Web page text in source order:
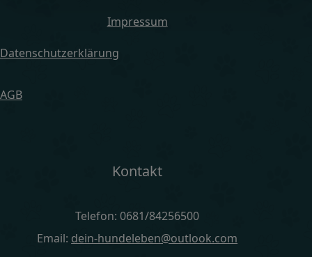
Impressum
Datenschutzerklärung
AGB
Kontakt
Telefon: 0681/84256500
Email: dein-hundeleben@outlook.com